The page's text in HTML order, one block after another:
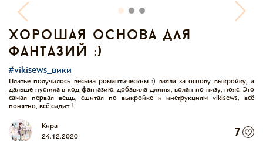
хорошая основа для
фантазий :)
#vikisews_вики
Платье получилось весьма романтическим :) взяла за основу выкройку, а
дальше пустила в ход фантазию: добавила длины, волан по низу, пояс. Это
самая первая вещь, сшитая по выкройке и инструкциям vikisews, всё
понятно, всё сидит !
Кира
24.12.2020
7